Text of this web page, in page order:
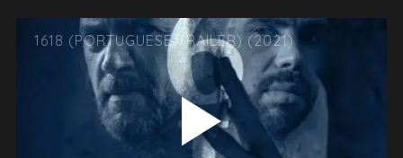
1618 (PORTUGUESE TRAILER) (2021)